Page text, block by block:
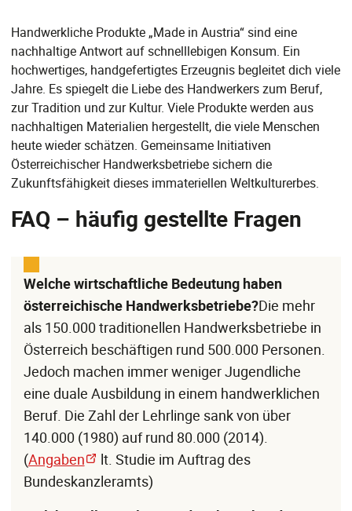
Handwerkliche Produkte „Made in Austria“ sind eine
nachhaltige Antwort auf schnelllebigen Konsum. Ein
hochwertiges, handgefertigtes Erzeugnis begleitet dich viele
Jahre. Es spiegelt die Liebe des Handwerkers zum Beruf,
zur Tradition und zur Kultur. Viele Produkte werden aus
nachhaltigen Materialien hergestellt, die viele Menschen
heute wieder schätzen. Gemeinsame Initiativen
Österreichischer Handwerksbetriebe sichern die
Zukunftsfähigkeit dieses immateriellen Weltkulturerbes.
FAQ – häufig gestellte Fragen
Welche wirtschaftliche Bedeutung haben
österreichische Handwerksbetriebe?Die mehr
als 150.000 traditionellen Handwerksbetriebe in
Österreich beschäftigen rund 500.000 Personen.
Jedoch machen immer weniger Jugendliche
eine duale Ausbildung in einem handwerklichen
Beruf. Die Zahl der Lehrlinge sank von über
140.000 (1980) auf rund 80.000 (2014).
(Angaben
lt. Studie im Auftrag des
Bundeskanzleramts)